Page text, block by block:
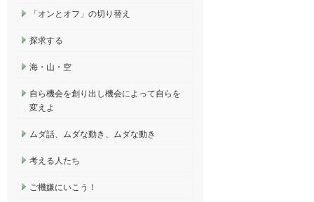
「オンとオフ」の切り替え
探求する
海・山・空
自ら機会を創り出し機会によって自らを
変えよ
ムダ話、ムダな動き、ムダな動き
考える人たち
ご機嫌にいこう！